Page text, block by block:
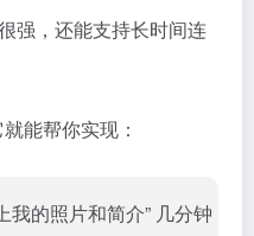
强，还能支持长时间连
能帮你实现：
我的照片和简介” 几分钟